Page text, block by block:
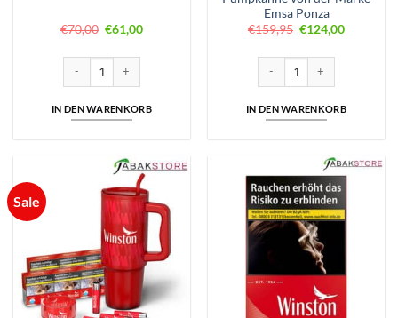
€70,00 Ursprünglicher
Preis
€61,00Aktueller
IN DEN WARENKORB
Emsa Ponza
€159,95 Ursprünglicher
€124,00Aktueller
IN DEN WARENKORB
Sale